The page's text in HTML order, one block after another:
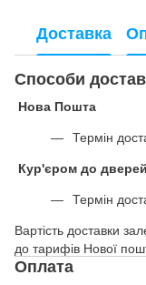
Доставка
Способи
Нова Пошта
Термін
Кур'єром до
Термін
Вартість доставки
до тарифів Нової
Оплата